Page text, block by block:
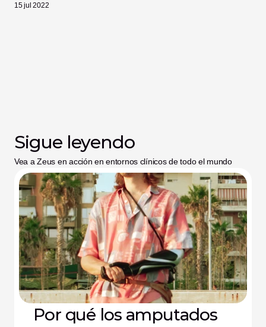
15 jul 2022
Sigue leyendo
Vea a Zeus en acción en entornos clínicos de todo el mundo
Por qué los amputados